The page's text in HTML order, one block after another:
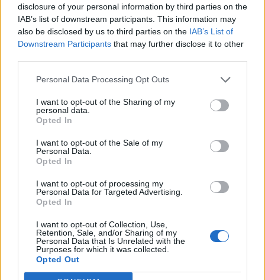
disclosure of your personal information by third parties on the
IAB’s list of downstream participants. This information may
also be disclosed by us to third parties on the IAB’s List of
Downstream Participants that may further disclose it to other
Personal Data Processing Opt Outs
I want to opt-out of the Sharing of my
personal data.
Opted In
I want to opt-out of the Sale of my
Personal Data.
Opted In
I want to opt-out of processing my
Personal Data for Targeted Advertising.
Opted In
I want to opt-out of Collection, Use,
Retention, Sale, and/or Sharing of my
Personal Data that Is Unrelated with the
Purposes for which it was collected.
Opted Out
per Brozovic, che l'Inter, in linea di massima,
non vorrebbe cedere ad una diretta
concorrente. L'affare Jovetic, che finirebbe alla
Fiorentina, potrebbe però essere il segnale di
come, in realtà, il non cedere ad una diretta
non cedere alla Juventus, con la quale,
nonostante la cessione Hernanes, i rapporti non
sono propriamente idilliaci dai tempi del mancato
scambio Guarin-Vucinic.
Arrivato a parametro zero, il colpo Erkin si è
rivelato inadeguato. Andrà al Beskitas in
prestito, poi si vedrà il prossimo anno.
Autore